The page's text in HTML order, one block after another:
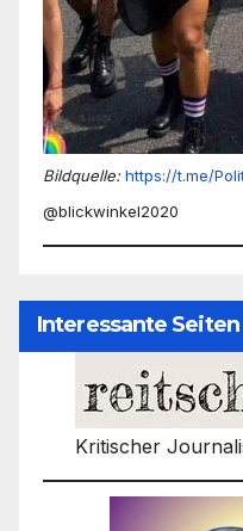
Bildquelle: https://t.me/
@blickwinkel2020
Interessante Seiten
Kritischer